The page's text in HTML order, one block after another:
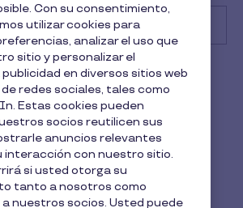
la cuota
pricing
4 Noviembre 2025
Con su consentimiento,
utilizar cookies para
analizar el uso que
sitio y personalizar el
en diversos sitios web
redes sociales, tales como
Estas cookies pueden
socios reutilicen sus
anuncios relevantes
interacción con nuestro sitio.
si usted otorga su
tanto a nosotros como
nuestros socios. Usted puede